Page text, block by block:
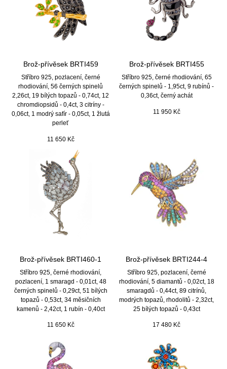
Brož-přívěsek BRTI459
Stříbro 925, pozlacení, černé
rhodiování, 56 černých spinelů
2,26ct, 19 bílých topazů - 0,74ct, 12
chromdiopsidů - 0,4ct, 3 citríny -
0,06ct, 1 modrý safír - 0,05ct, 1 žlutá
perleť
11 650 Kč
Brož-přívěsek BRTI455
Stříbro 925, černé rhodiování, 65
černých spinelů - 1,95ct, 9 rubínů -
0,36ct, černý achát
11 950 Kč
Brož-přívěsek BRTI460-1
Stříbro 925, černé rhodiování,
pozlacení, 1 smaragd - 0,01ct, 48
černých spinelů - 0,29ct, 51 bílých
topazů - 0,53ct, 34 měsičních
kamenů - 2,42ct, 1 rubín - 0,40ct
11 650 Kč
Brož-přívěsek BRTI244-4
Stříbro 925, pozlacení, černé
rhodiování, 5 diamantů - 0,02ct, 18
smaragdů - 0,44ct, 89 citrínů,
modrých topazů, rhodolitů - 2,32ct,
25 bílých topazů - 0,43ct
17 480 Kč